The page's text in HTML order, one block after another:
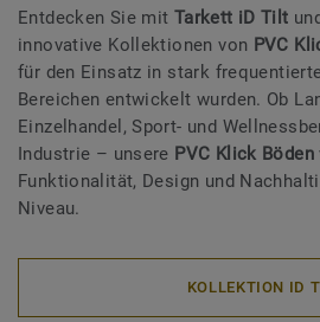
Entdecken Sie mit Tarkett iD Tilt
innovative Kollektionen von PVC
für den Einsatz in stark
Bereichen entwickelt wurden. Ob
Einzelhandel, Sport- und
Industrie – unsere PVC Klick Böden
Funktionalität, Design und
Niveau.
KOLLEKTION ID